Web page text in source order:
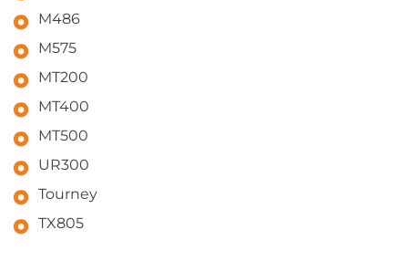
M486
M575
MT200
MT400
MT500
UR300
Tourney
TX805